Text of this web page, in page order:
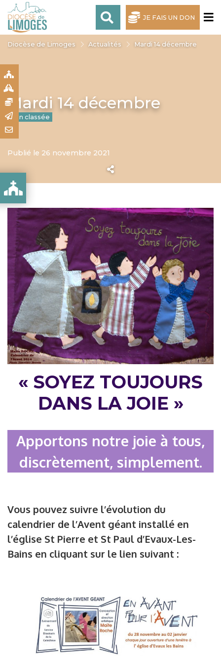
JE FAIS UN DON
Diocèse de Limoges Actualités Mardi 14 décembre
Mardi 14 décembre
Non classée
Publié le 26 novembre 2021
« SOYEZ TOUJOURS
DANS LA JOIE »
Apportons notre joie à tous,
discrètement, simplement.
Vous pouvez suivre l’évolution du
calendrier de l’Avent géant installé en
l’église St Pierre et St Paul d’Evaux-Les-
Bains en cliquant sur le lien suivant :